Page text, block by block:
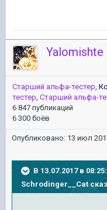
Yalomishte
Старший альфа-тестер,
тестер, Старший альфа-
6 847 публикаций
6 300 боёв
Опубликовано: 13 июл
В 13.07.2017 в
Schrodinger__Cat